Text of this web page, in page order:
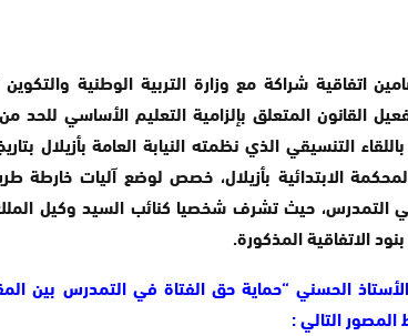
اتفاقية شراكة مع وزارة التربية الوطنية
القانون المتعلق بإلزامية التعليم الأساسي للحد
الابتدائية بأزيلال، خصص لوضع آليات خارطة
حيث تشرف شخصيا كنائب السيد وكيل الملك
الاتفاقية المذكورة.
الحسني “حماية حق الفتاة في التمدرس بين
التالي :